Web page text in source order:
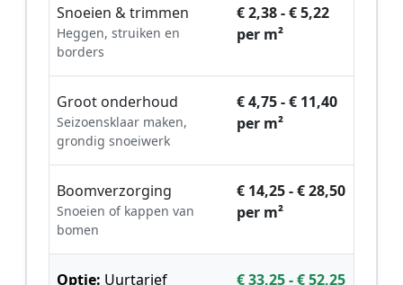
Snoeien & trimmen
Heggen, struiken en
borders
€ 2,38 - € 5,22
per m²
Groot onderhoud
Seizoensklaar maken,
grondig snoeiwerk
€ 4,75 - € 11,40
per m²
Boomverzorging
Snoeien of kappen van
bomen
€ 14,25 - € 28,50
per m²
Optie: Uurtarief
€ 33,25 - € 52,25